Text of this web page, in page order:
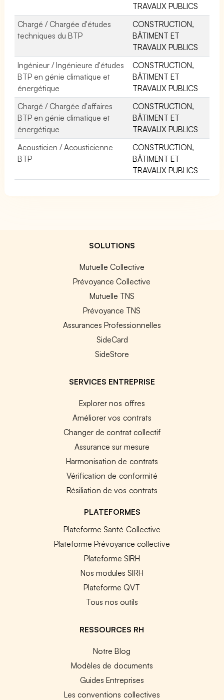
TRAVAUX PUBLICS
Chargé / Chargée d'études
techniques du BTP
CONSTRUCTION,
BÂTIMENT ET
TRAVAUX PUBLICS
Ingénieur / Ingénieure d'études
BTP en génie climatique et
énergétique
CONSTRUCTION,
BÂTIMENT ET
TRAVAUX PUBLICS
Chargé / Chargée d'affaires
BTP en génie climatique et
énergétique
CONSTRUCTION,
BÂTIMENT ET
TRAVAUX PUBLICS
Acousticien / Acousticienne
BTP
CONSTRUCTION,
BÂTIMENT ET
TRAVAUX PUBLICS
SOLUTIONS
Mutuelle Collective
Prévoyance Collective
Mutuelle TNS
Prévoyance TNS
Assurances Professionnelles
SideCard
SideStore
SERVICES ENTREPRISE
Explorer nos offres
Améliorer vos contrats
Changer de contrat collectif
Assurance sur mesure
Harmonisation de contrats
Vérification de conformité
Résiliation de vos contrats
PLATEFORMES
Plateforme Santé Collective
Plateforme Prévoyance collective
Plateforme SIRH
Nos modules SIRH
Plateforme QVT
Tous nos outils
RESSOURCES RH
Notre Blog
Modèles de documents
Guides Entreprises
Les conventions collectives